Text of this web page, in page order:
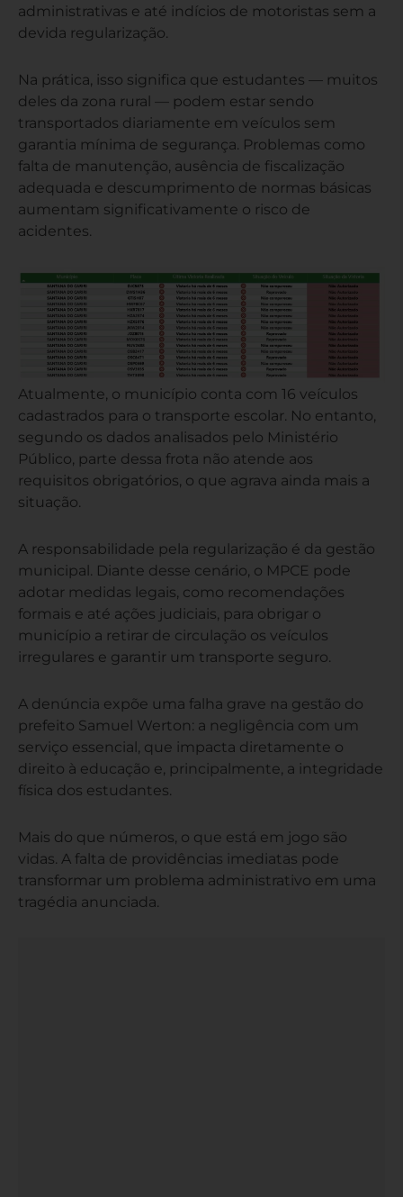
administrativas e até indícios de motoristas sem a
devida regularização.
Na prática, isso significa que estudantes — muitos
deles da zona rural — podem estar sendo
transportados diariamente em veículos sem
garantia mínima de segurança. Problemas como
falta de manutenção, ausência de fiscalização
adequada e descumprimento de normas básicas
aumentam significativamente o risco de
acidentes.
Atualmente, o município conta com 16 veículos
cadastrados para o transporte escolar. No entanto,
segundo os dados analisados pelo Ministério
Público, parte dessa frota não atende aos
requisitos obrigatórios, o que agrava ainda mais a
situação.
A responsabilidade pela regularização é da gestão
municipal. Diante desse cenário, o MPCE pode
adotar medidas legais, como recomendações
formais e até ações judiciais, para obrigar o
município a retirar de circulação os veículos
irregulares e garantir um transporte seguro.
A denúncia expõe uma falha grave na gestão do
prefeito Samuel Werton: a negligência com um
serviço essencial, que impacta diretamente o
direito à educação e, principalmente, a integridade
física dos estudantes.
Mais do que números, o que está em jogo são
vidas. A falta de providências imediatas pode
transformar um problema administrativo em uma
tragédia anunciada.